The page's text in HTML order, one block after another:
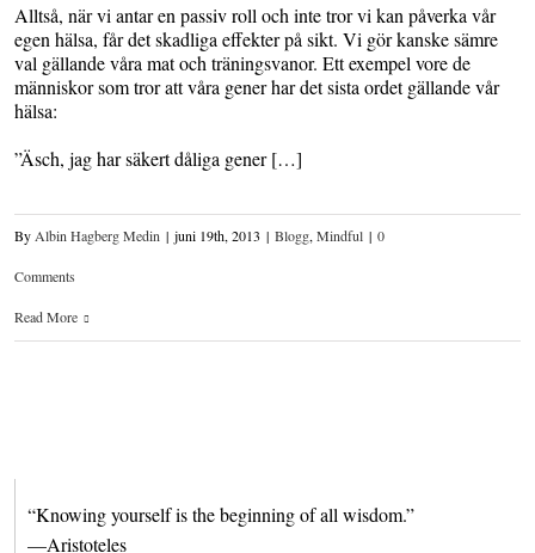
Alltså, när vi antar en passiv roll och inte tror vi kan påverka vår
egen hälsa, får det skadliga effekter på sikt. Vi gör kanske sämre
val gällande våra mat och träningsvanor. Ett exempel vore de
människor som tror att våra gener har det sista ordet gällande vår
hälsa:
”Äsch, jag har säkert dåliga gener […]
By Albin Hagberg Medin | juni 19th, 2013 | Blogg, Mindful | 0
Comments
Read More
“Knowing yourself is the beginning of all wisdom.”
—Aristoteles